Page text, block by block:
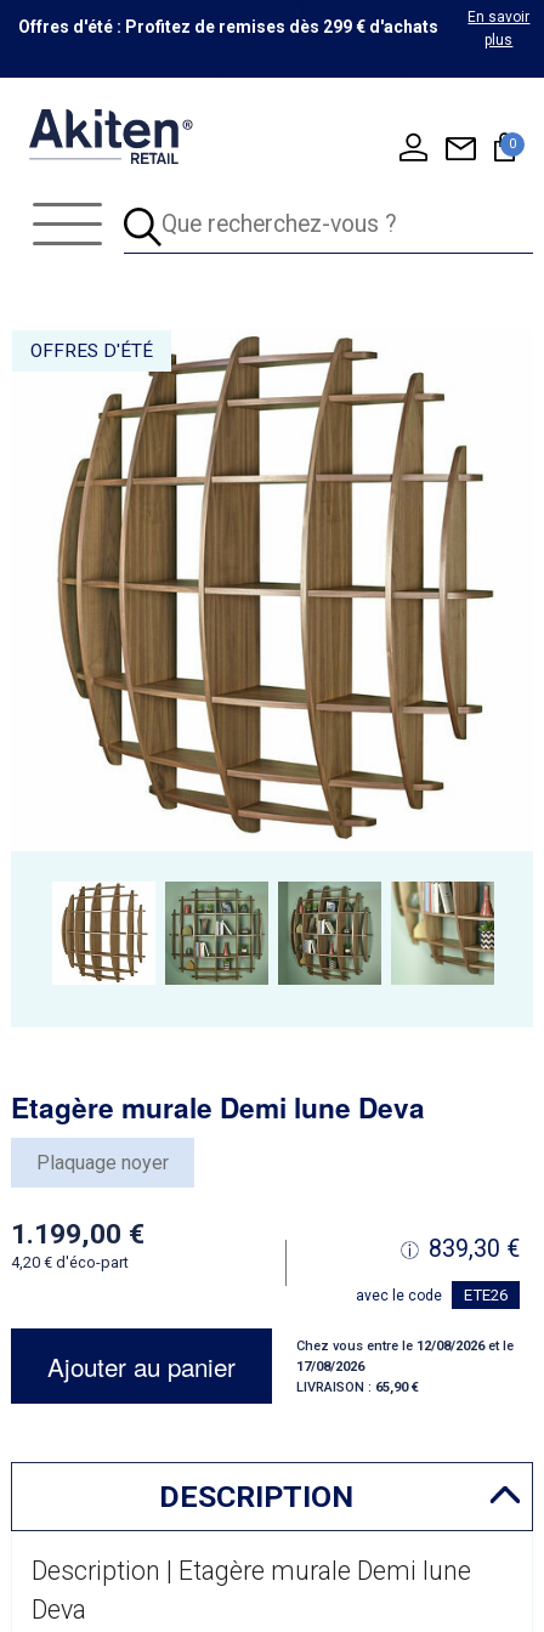
Offres d'été : Profitez de remises dès 299 € d'achats
En savoir
plus
0
OFFRES D'ÉTÉ
Etagère murale Demi lune Deva
Plaquage noyer
1.199,00
4,20d'éco-part 839,30
avec le code ETE26
Ajouter au panier
Chez vous entre le 12/08/2026et le
17/08/2026
LIVRAISON : 65,90
DESCRIPTION
Description | Etagère murale Demi lune
Deva